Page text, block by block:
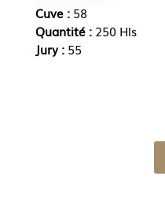
Cuve : 58
Quantité : 250 Hls
Jury : 55